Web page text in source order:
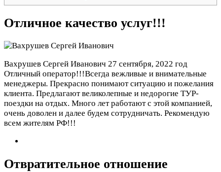
Отличное качество услуг!!!
Вахрушев Сергей Иванович 27 сентября, 2022 год
Отличный оператор!!!Всегда вежливые и внимательные
менеджеры. Прекрасно понимают ситуацию и пожелания
клиента. Предлагают великолепные и недорогие ТУР-
поездки на отдых. Много лет работают с этой компанией,
очень доволен и далее будем сотрудничать. Рекомендую
всем жителям РФ!!!
Отвратительное отношение